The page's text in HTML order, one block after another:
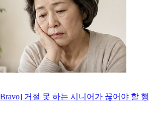
거절 못 하는 시니어가 끊어야 할 행